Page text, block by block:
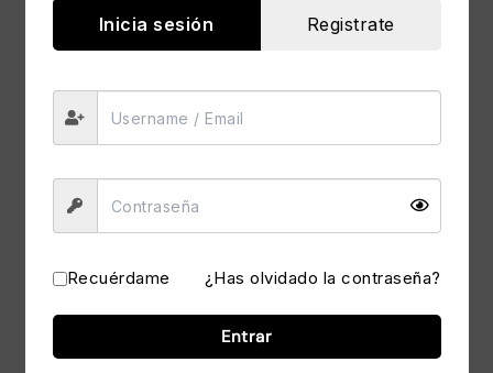
Trampa Botella
Cromado
Caño Perilla al
Inicia sesión Registrate
Recuérdame ¿Has olvidado la contraseña?
Entrar